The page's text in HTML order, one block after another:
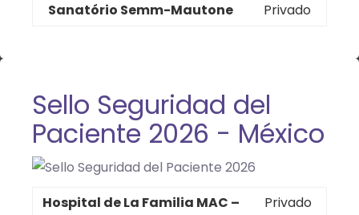
Sanatório Semm-Mautone Privado
Sello Seguridad del
Paciente 2026 - México
Hospital de La Familia MAC –
Privado